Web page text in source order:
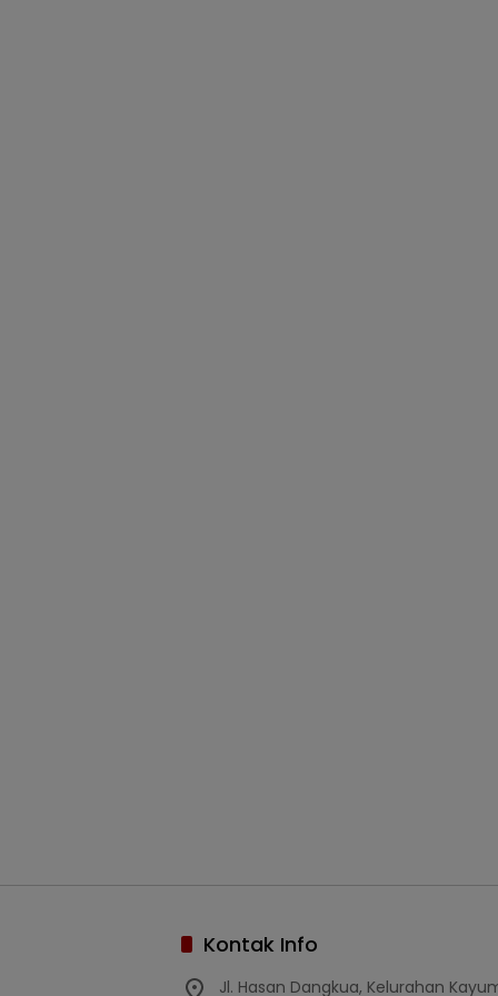
Kontak Info
Jl. Hasan Dangkua, Kelurahan